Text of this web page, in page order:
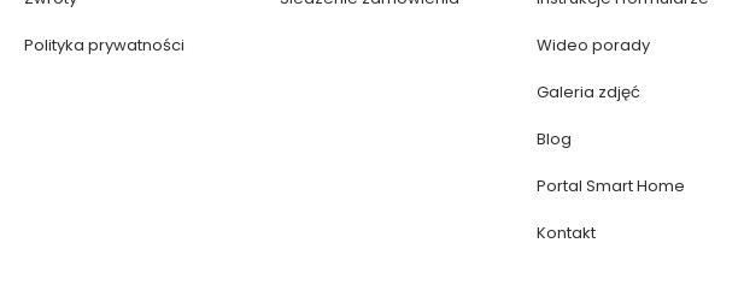
Polityka prywatności Wideo porady
Galeria zdjęć
Blog
Portal Smart Home
Kontakt